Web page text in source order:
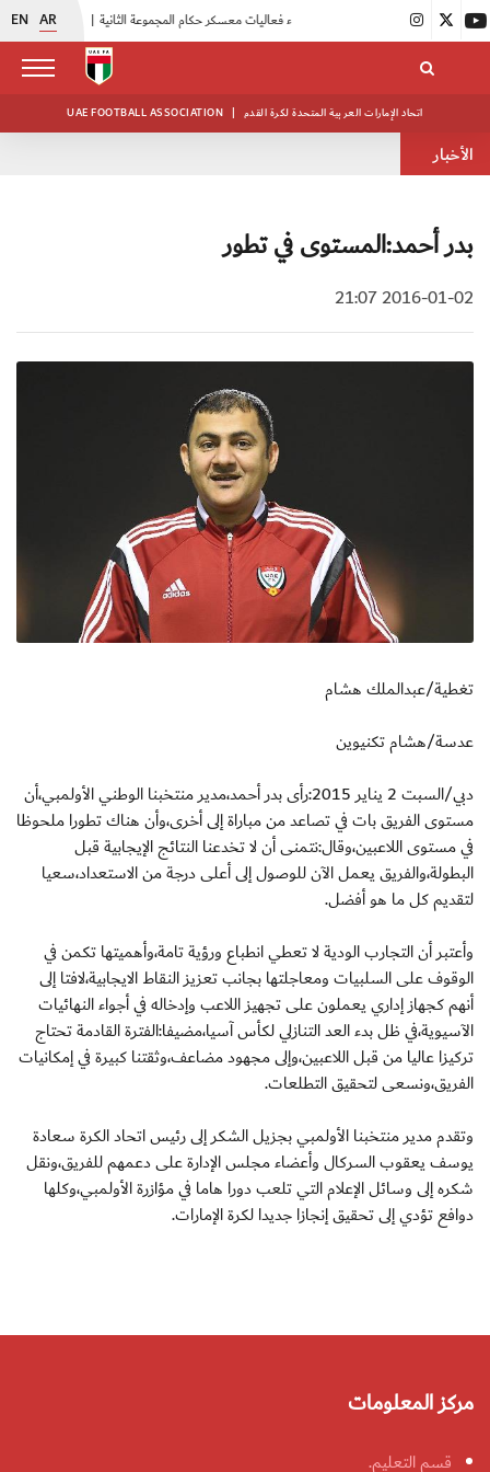
EN AR انطلاق منافسات بطولة النخبة لحرس الرئاسة |
UAE FOOTBALL ASSOCIATION | اتحاد الإمارات العربية المتحدة لكرة القدم
الأخبار
بدر أحمد:المستوى في تطور
2016-01-02 21:07
تغطية/عبدالملك هشام
عدسة/هشام تكنيوين
دبي/السبت 2 يناير 2015:رأى بدر أحمد،مدير منتخبنا الوطني الأولمبي،أن
مستوى الفريق بات في تصاعد من مباراة إلى أخرى،وأن هناك تطورا ملحوظا
في مستوى اللاعبين،وقال:نتمنى أن لا تخدعنا النتائج الإيجابية قبل
البطولة،والفريق يعمل الآن للوصول إلى أعلى درجة من الاستعداد،سعيا
لتقديم كل ما هو أفضل.
وأعتبر أن التجارب الودية لا تعطي انطباع ورؤية تامة،وأهميتها تكمن في
الوقوف على السلبيات ومعاجلتها بجانب تعزيز النقاط الايجابية،لافتا إلى
أنهم كجهاز إداري يعملون على تجهيز اللاعب وإدخاله في أجواء النهائيات
الآسيوية،في ظل بدء العد التنازلي لكأس آسيا،مضيفا:الفترة القادمة تحتاج
تركيزا عاليا من قبل اللاعبين،وإلى مجهود مضاعف،وثقتنا كبيرة في إمكانيات
الفريق،ونسعى لتحقيق التطلعات.
وتقدم مدير منتخبنا الأولمبي بجزيل الشكر إلى رئيس اتحاد الكرة سعادة
يوسف يعقوب السركال وأعضاء مجلس الإدارة على دعمهم للفريق،ونقل
شكره إلى وسائل الإعلام التي تلعب دورا هاما في مؤازرة الأولمبي،وكلها
دوافع تؤدي إلى تحقيق إنجازا جديدا لكرة الإمارات.
مركز المعلومات
قسم التعليم.